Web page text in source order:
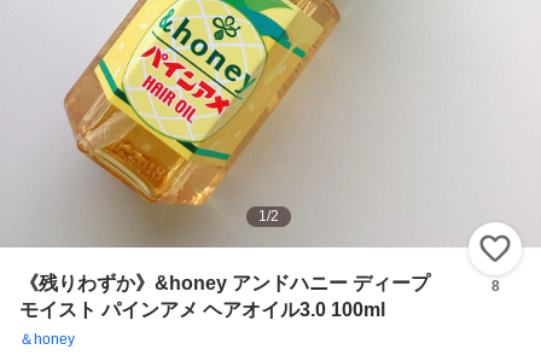
1/2
《残りわずか》&honey アンドハニー ディープ
モイスト パインアメ ヘアオイル3.0 100ml
＆honey
8